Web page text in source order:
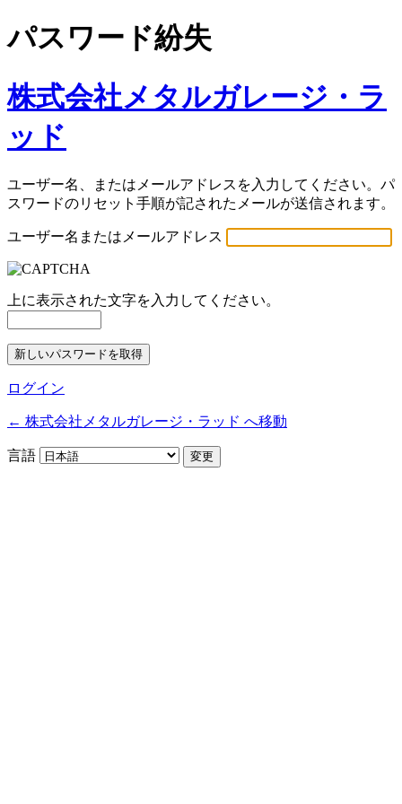
パスワード紛失
株式会社メタルガレージ・ラ
ッド
ユーザー名、またはメールアドレスを入力してください。パ
スワードのリセット手順が記されたメールが送信されます。
ユーザー名またはメールアドレス
上に表示された文字を入力してください。
ログイン
← 株式会社メタルガレージ・ラッド へ移動
言語